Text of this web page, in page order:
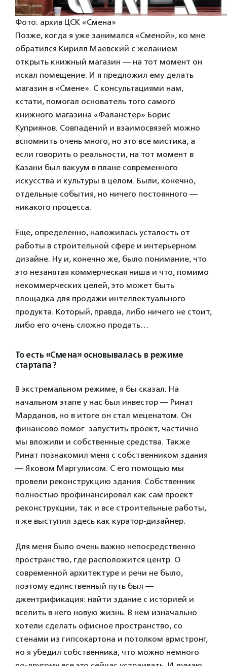
Фото: архив ЦСК «Смена»
Позже, когда я уже занимался «Сменой», ко мне
обратился Кирилл Маевский с желанием
открыть книжный магазин — на тот момент он
искал помещение. И я предложил ему делать
магазин в «Смене». С консультациями нам,
кстати, помогал основатель того самого
книжного магазина «Фаланстер» Борис
Куприянов. Совпадений и взаимосвязей можно
вспомнить очень много, но это все мистика, а
если говорить о реальности, на тот момент в
Казани был вакуум в плане современного
искусства и культуры в целом. Были, конечно,
отдельные события, но ничего постоянного —
никакого процесса.
Еще, определенно, наложилась усталость от
работы в строительной сфере и интерьерном
дизайне. Ну и, конечно же, было понимание, что
это незанятая коммерческая ниша и что, помимо
некоммерческих целей, это может быть
площадка для продажи интеллектуального
продукта. Который, правда, либо ничего не стоит,
либо его очень сложно продать…
То есть «Смена» основывалась в режиме
стартапа?
В экстремальном режиме, я бы сказал. На
начальном этапе у нас был инвестор — Ринат
Марданов, но в итоге он стал меценатом. Он
финансово помог запустить проект, частично
мы вложили и собственные средства. Также
Ринат познакомил меня с собственником здания
— Яковом Маргулисом. С его помощью мы
провели реконструкцию здания. Собственник
полностью профинансировал как сам проект
реконструкции, так и все строительные работы,
я же выступил здесь как куратор-дизайнер.
Для меня было очень важно непосредственно
пространство, где расположится центр. О
современной архитектуре и речи не было,
поэтому единственный путь был —
джентрификация: найти здание с историей и
вселить в него новую жизнь. В нем изначально
хотели сделать офисное пространство, со
стенами из гипсокартона и потолком армстронг,
но я убедил собственника, что можно немного